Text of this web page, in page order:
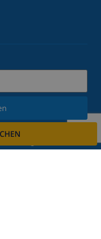
an und
Ihre Privatsphäre.